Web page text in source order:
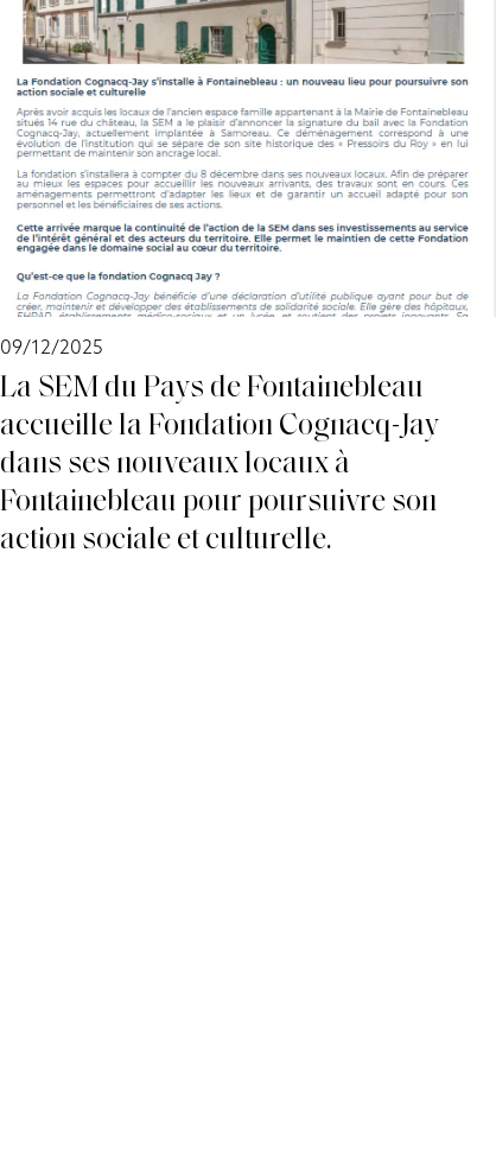
09/12/2025
La SEM du Pays de Fontainebleau
accueille la Fondation Cognacq-Jay
dans ses nouveaux locaux à
Fontainebleau pour poursuivre son
action sociale et culturelle.